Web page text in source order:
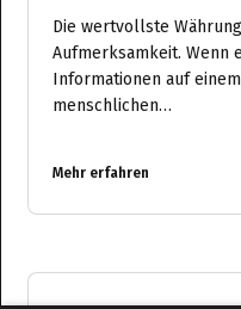
Die wertvollste
Aufmerksamkeit. Wenn
Informationen auf
menschlichen…
Mehr erfahren